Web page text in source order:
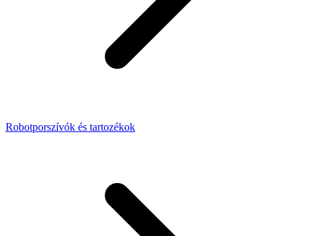
Robotporszívók és tartozékok